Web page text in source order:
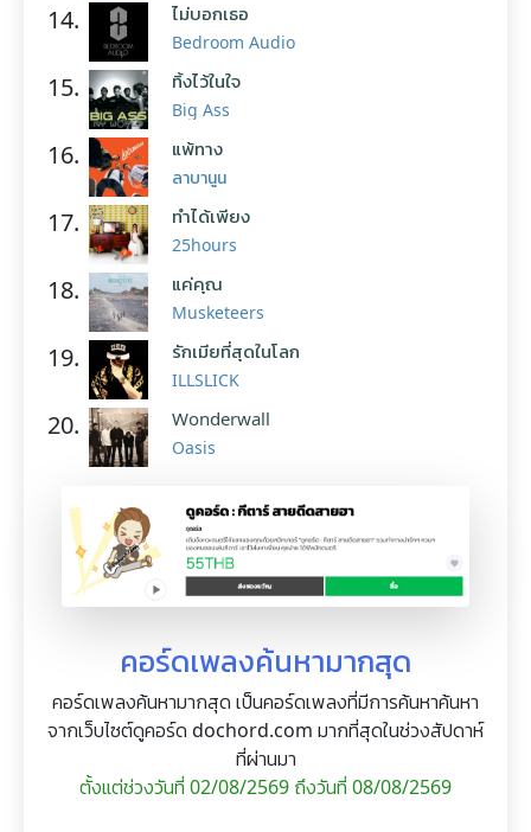
14. ไม่บอกเธอ
Bedroom Audio
15. ทิ้งไว้ในใจ
Big Ass
16. แพ้ทาง
ลาบานูน
17. ทำได้เพียง
25hours
18. แค่คุณ
Musketeers
19. รักเมียที่สุดในโลก
ILLSLICK
20. Wonderwall
Oasis
คอร์ดเพลงค้นหามากสุด
คอร์ดเพลงค้นหามากสุด เป็นคอร์ดเพลงที่มีการค้นหาค้นหา
จากเว็บไซต์ดูคอร์ด dochord.com มากที่สุดในช่วงสัปดาห์
ที่ผ่านมา
ตั้งแต่ช่วงวันที่ 02/08/2569 ถึงวันที่ 08/08/2569